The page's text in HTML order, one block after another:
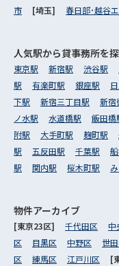
市
[埼玉] 春日部･越谷
人気駅から貸事務所を
東京駅 新宿駅 渋谷駅
駅
有楽町駅 銀座駅
下駅
新宿三丁目駅 新宿
ノ水駅
水道橋駅 飯田橋
附駅
大手町駅 麹町駅
駅
五反田駅 千葉駅
駅
関内駅 桜木町駅
物件アーカイブ
[東京23区] 千代田区 中
区
目黒区 中野区 世
区
練馬区 江戸川区 [